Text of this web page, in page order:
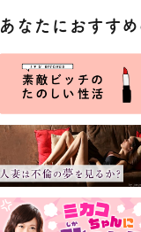
あなたにおすす